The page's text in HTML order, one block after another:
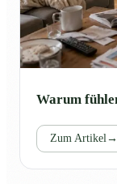
Warum
Zum Artikel→